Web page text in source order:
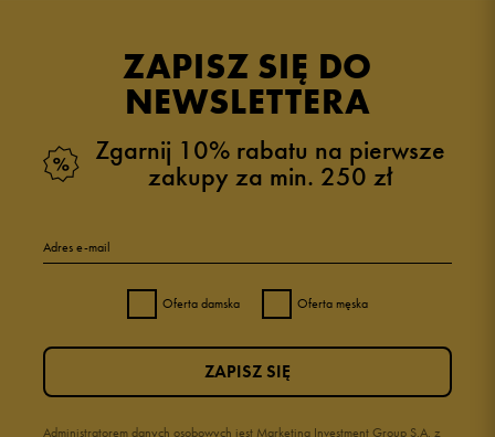
ZAPISZ SIĘ DO
NEWSLETTERA
Zgarnij 10% rabatu na pierwsze
zakupy za min. 250 zł
Adres e-mail
Oferta damska Oferta męska
Administratorem danych osobowych jest Marketing Investment Group S.A. z
ZAPISZ SIĘ